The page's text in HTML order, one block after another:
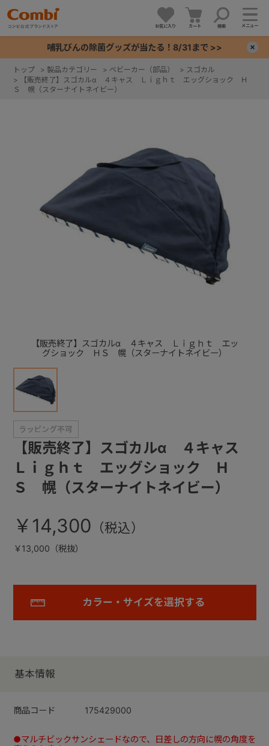
お気に入り カート 検索 メニュー
哺乳びんの除菌グッズが当たる！8/31まで >>
トップ > 製品カテゴリー > ベビーカー（部品） > スゴカル
>
【販売終了】スゴカルα ４キャス Ｌｉｇｈｔ エッグショック Ｈ
Ｓ 幌（スターナイトネイビー）
【販売終了】スゴカルα ４キャス Ｌｉｇｈｔ エッ
グショック ＨＳ 幌（スターナイトネイビー）
【販売終了】スゴカルα ４キャス
Ｌｉｇｈｔ エッグショック Ｈ
Ｓ 幌（スターナイトネイビー）
￥14,300
￥13,000（税抜）
カラー・サイズを選択する
基本情報
商品コード 175429000
●マルチビックサンシェードなので、日差しの方向に幌の角度を